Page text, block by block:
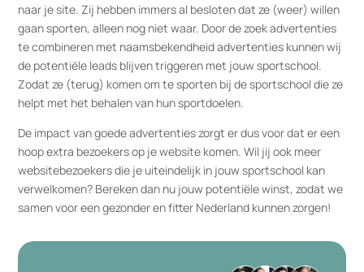
naar je site. Zij hebben immers al besloten dat ze (weer) willen
gaan sporten, alleen nog niet waar. Door de zoek advertenties
te combineren met naamsbekendheid advertenties kunnen wij
de potentiële leads blijven triggeren met jouw sportschool.
Zodat ze (terug) komen om te sporten bij de sportschool die ze
helpt met het behalen van hun sportdoelen.
De impact van goede advertenties zorgt er dus voor dat er een
hoop extra bezoekers op je website komen. Wil jij ook meer
websitebezoekers die je uiteindelijk in jouw sportschool kan
verwelkomen? Bereken dan nu jouw potentiële winst, zodat we
samen voor een gezonder en fitter Nederland kunnen zorgen!